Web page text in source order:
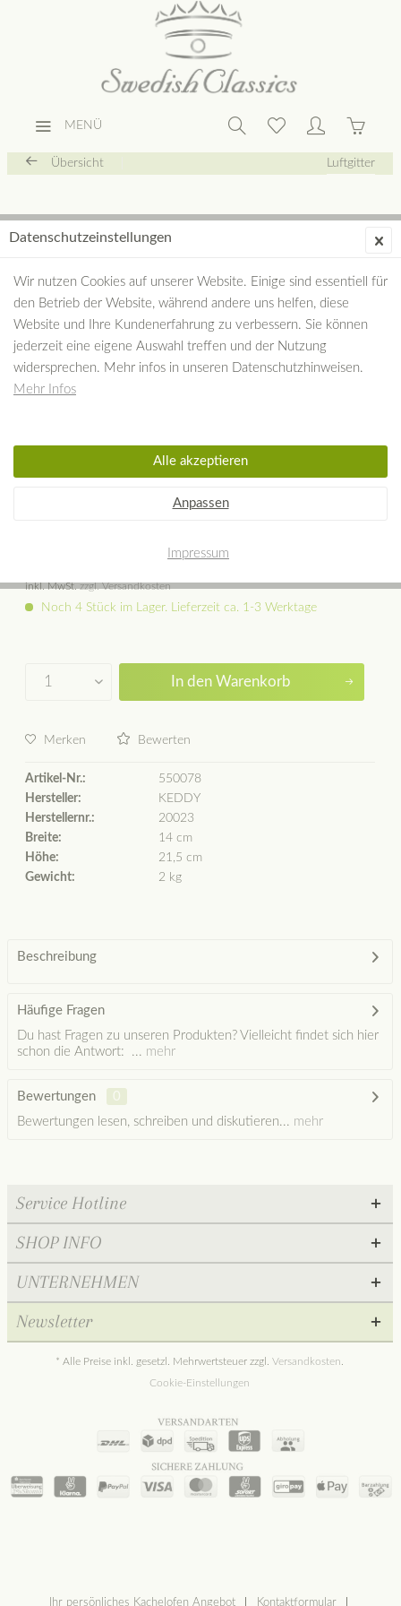
MENÜ
Übersicht Luftgitter
KEDDY Gusseisen Warmluftgitter
inkl. MwSt.zzgl. Versandkosten
Noch 4 Stück im Lager. Lieferzeit ca. 1-3 Werktage
In den Warenkorb
Merken Bewerten
Artikel-Nr.:
550078
Hersteller:
KEDDY
Herstellernr.:
20023
Breite:
14 cm
Höhe:
21,5 cm
Gewicht:
2 kg
Beschreibung
Häufige Fragen
Du hast Fragen zu unseren Produkten? Vielleicht findet sich hier
schon die Antwort: ... mehr
Bewertungen
0
Bewertungen lesen, schreiben und diskutieren... mehr
Service Hotline
SHOP INFO
UNTERNEHMEN
Newsletter
* Alle Preise inkl. gesetzl. Mehrwertsteuer zzgl.Versandkosten
Cookie-Einstellungen
Ihr persönliches Kachelofen Angebot Kontaktformular
Datenschutzeinstellungen
Wir nutzen Cookies auf unserer Website. Einige sind essentiell für
den Betrieb der Website, während andere uns helfen, diese
Website und Ihre Kundenerfahrung zu verbessern. Sie können
jederzeit eine eigene Auswahl treffen und der Nutzung
widersprechen. Mehr infos in unseren Datenschutzhinweisen.
Mehr Infos
Anpassen
Alle akzeptieren
Impressum